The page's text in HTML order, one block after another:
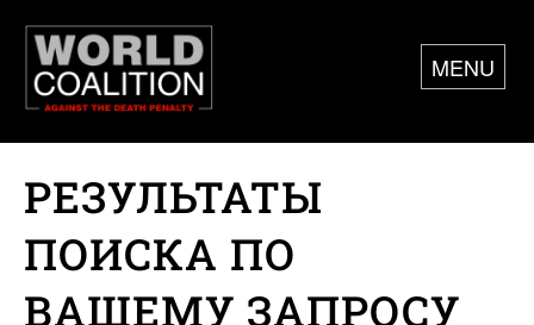
MENU
РЕЗУЛЬТАТЫ
ПОИСКА ПО
ВАШЕМУ ЗАПРОСУ